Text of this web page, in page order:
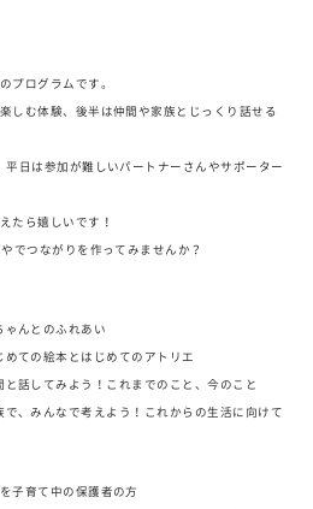
プログラムです。
しむ体験、後半は仲間や家族とじっくり話せる
日は参加が難しいパートナーさんやサポーター
たら嬉しいです！
でつながりを作ってみませんか？
んとのふれあい
ての絵本とはじめてのアトリエ
話してみよう！これまでのこと、今のこと
、みんなで考えよう！これからの生活に向けて
子育て中の保護者の方